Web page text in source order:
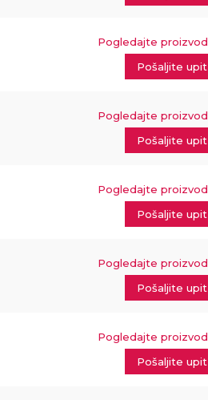
Pogledajte proizvod
Pošaljite upit
Pogledajte proizvod
Pošaljite upit
Pogledajte proizvod
Pošaljite upit
Pogledajte proizvod
Pošaljite upit
Pogledajte proizvod
Pošaljite upit